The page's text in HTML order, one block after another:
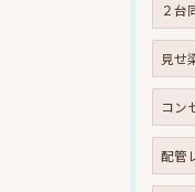
２台
見せ
コン
配管